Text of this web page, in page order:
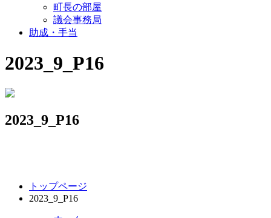
町長の部屋
議会事務局
助成・手当
2023_9_P16
2023_9_P16
トップページ
2023_9_P16